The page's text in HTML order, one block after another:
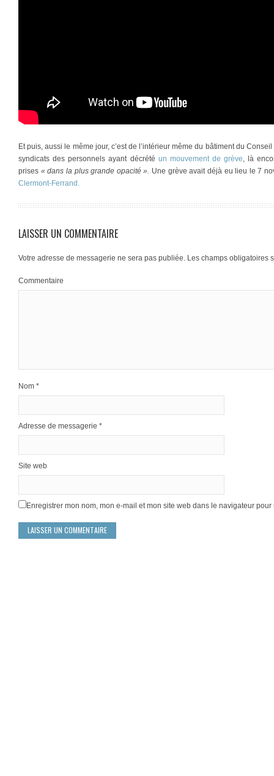
Et puis, aussi le même jour, c’est de l’intérieur même du bâtiment du
syndicats des personnels ayant décrété un mouvement de grève , là
prises « dans la plus grande opacité ». Une grève avait déjà eu lieu le 7
Clermont-Ferrand.
LAISSER UN COMMENTAIRE
Votre adresse de messagerie ne sera pas publiée. Les champs obligatoires
Commentaire
Nom *
Adresse de messagerie *
Site web
Enregistrer mon nom, mon e-mail et mon site web dans le navigateur